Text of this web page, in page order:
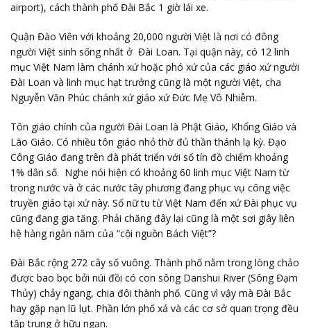
airport), cách thành phố Đài Bắc 1 giờ lái xe.
Quận Đào Viên với khoảng 20,000 người Việt là nơi có đông
người Việt sinh sống nhất ở Đài Loan. Tại quận này, có 12 linh
mục Việt Nam làm chánh xứ hoặc phó xứ của các giáo xứ người
Đài Loan và linh mục hạt trưởng cũng là một người Việt, cha
Nguyễn Văn Phúc chánh xứ giáo xứ Đức Mẹ Vô Nhiễm.
Tôn giáo chính của người Đài Loan là Phật Giáo, Khổng Giáo và
Lão Giáo. Có nhiều tôn giáo nhỏ thờ đủ thần thánh lạ kỳ. Đạo
Công Giáo đang trên đà phát triển với số tín đồ chiếm khoảng
1% dân số. Nghe nói hiện có khoảng 60 linh mục Việt Nam từ
trong nước và ở các nước tây phương đang phục vụ công việc
truyền giáo tại xứ này. Số nữ tu từ Việt Nam đến xứ Đài phục vụ
cũng đang gia tăng. Phải chăng đây lại cũng là một sơi giây liên
hệ hàng ngàn năm của “cội nguồn Bách Việt”?
Đài Bắc rộng 272 cây số vuông. Thành phố nằm trong lòng chảo
được bao bọc bởi núi đồi có con sông Danshui River (Sông Đạm
Thủy) chảy ngang, chia đôi thành phố. Cũng vì vậy mà Đài Bắc
hay gặp nạn lũ lụt. Phần lớn phố xá và các cơ sở quan trọng đều
tập trung ở hữu ngạn.